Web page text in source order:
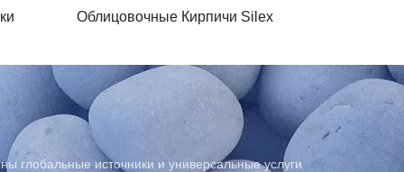
Облицовочные Кирпичи Silex
глобальные источники и универсальные услуги